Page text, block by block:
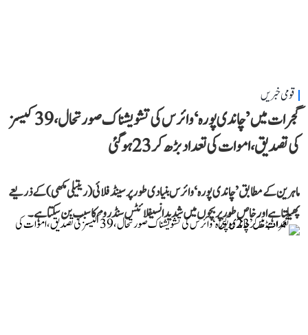
قومی خبریں
گجرات میں ’چاندی پورہ‘ وائرس کی تشویشناک صورتحال، 39 کیسز
کی تصدیق، اموات کی تعداد بڑھ کر 23 ہوگئی
ماہرین کے مطابق ’چاندی پورہ‘ وائرس بنیادی طور پر سینڈ فلائی (ریتیلی مکھی) کے ذریعے
پھیلتا ہے اور خاص طور پر بچوں میں شدید انسیفلائٹس سنڈروم کا سبب بن سکتا ہے۔